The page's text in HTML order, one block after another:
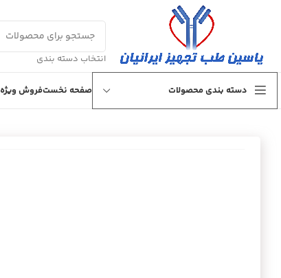
انتخاب دسته بندی
دسته بندی محصولات صفحه نخستفروش ویژه